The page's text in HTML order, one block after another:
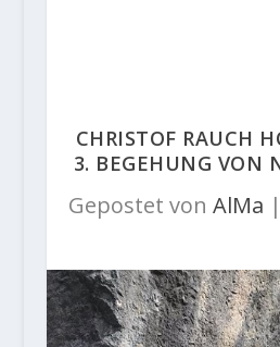
CHRISTOF RAUCH
3. BEGEHUNG VON
Gepostet von AlMa |